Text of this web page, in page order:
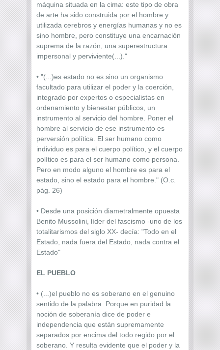
máquina situada en la cima: este tipo de obra
de arte ha sido construida por el hombre y
utilizada cerebros y energías humanas y no es
sino hombre, pero constituye una encarnación
suprema de la razón, una superestructura
impersonal y perviviente(...)."
• "(...)es estado no es sino un organismo
facultado para utilizar el poder y la coerción,
integrado por expertos o especialistas en
ordenamiento y bienestar públicos, un
instrumento al servicio del hombre. Poner el
hombre al servicio de ese instrumento es
perversión política. El ser humano como
individuo es para el cuerpo político, y el cuerpo
político es para el ser humano como persona.
Pero en modo alguno el hombre es para el
estado, sino el estado para el hombre." (O.c.
pág. 26)
• Desde una posición diametralmente opuesta
Benito Mussolini, líder del fascismo -uno de los
totalitarismos del siglo XX- decía: "Todo en el
Estado, nada fuera del Estado, nada contra el
Estado"
EL PUEBLO
• (...)el pueblo no es soberano en el genuino
sentido de la palabra. Porque en puridad la
noción de soberanía dice de poder e
independencia que están supremamente
separados por encima del todo regido por el
soberano. Y resulta evidente que el poder y la